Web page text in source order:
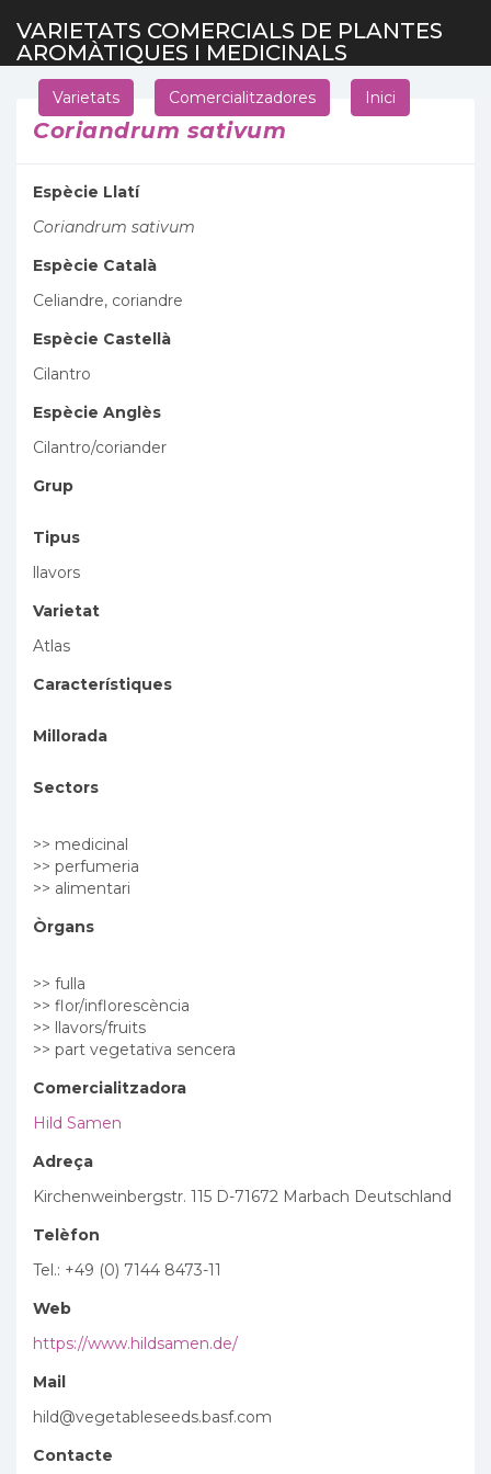
VARIETATS COMERCIALS DE PLANTES
AROMÀTIQUES I MEDICINALS
Varietats Comercialitzadores Inici
Coriandrum sativum
Espècie Llatí
Coriandrum sativum
Espècie Català
Celiandre, coriandre
Espècie Castellà
Cilantro
Espècie Anglès
Cilantro/coriander
Grup
Tipus
llavors
Varietat
Atlas
Característiques
Millorada
Sectors
>> medicinal
>> perfumeria
>> alimentari
Òrgans
>> fulla
>> flor/inflorescència
>> llavors/fruits
>> part vegetativa sencera
Comercialitzadora
Hild Samen
Adreça
Kirchenweinbergstr. 115 D-71672 Marbach Deutschland
Telèfon
Tel.: +49 (0) 7144 8473-11
Web
https://www.hildsamen.de/
Mail
hild@vegetableseeds.basf.com
Contacte